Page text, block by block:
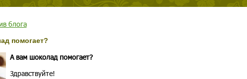
блога
помогает?
А вам шоколад помогает?
Здравствуйте!